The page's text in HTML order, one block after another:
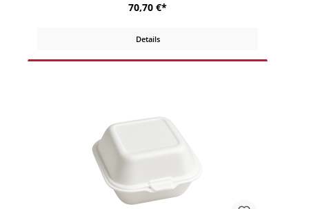
70,70 €*
Details